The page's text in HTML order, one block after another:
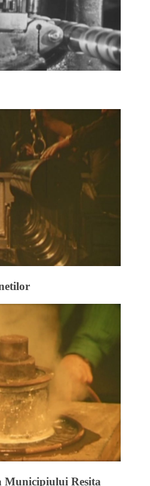
Municipiului Resita